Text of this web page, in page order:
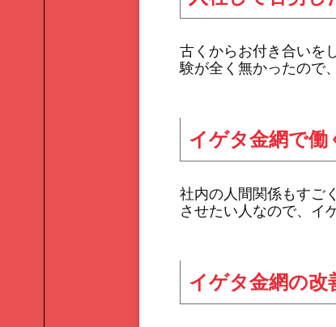
古くからお付き合いを
験が全く無かったので
イゲタ金網で働
社内の人間関係もすご
させたい人なので、イ
イゲタ金網の改